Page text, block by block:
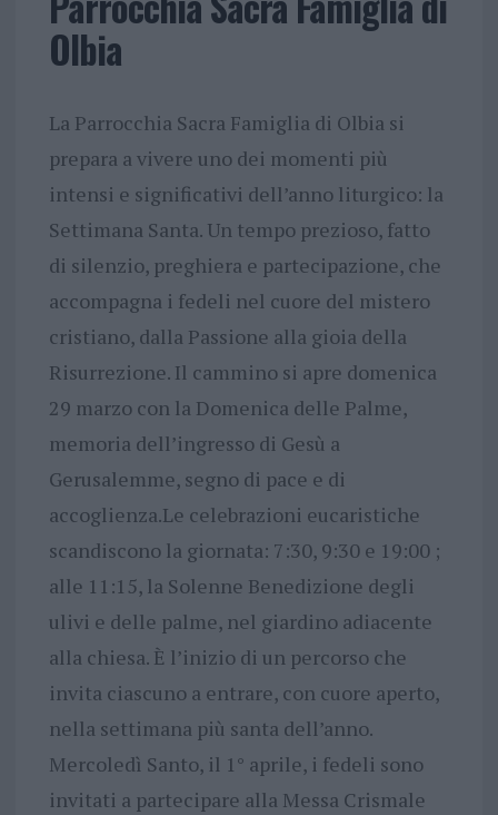
Olbia
La Parrocchia Sacra Famiglia di Olbia si
prepara a vivere uno dei momenti più
intensi e significativi dell’anno liturgico: la
Settimana Santa. Un tempo prezioso, fatto
di silenzio, preghiera e partecipazione, che
accompagna i fedeli nel cuore del mistero
cristiano, dalla Passione alla gioia della
Risurrezione. Il cammino si apre domenica
29 marzo con la Domenica delle Palme,
memoria dell’ingresso di Gesù a
Gerusalemme, segno di pace e di
accoglienza.Le celebrazioni eucaristiche
scandiscono la giornata: 7:30, 9:30 e 19:00 ;
alle 11:15, la Solenne Benedizione degli
ulivi e delle palme, nel giardino adiacente
alla chiesa. È l’inizio di un percorso che
invita ciascuno a entrare, con cuore aperto,
nella settimana più santa dell’anno.
Mercoledì Santo, il 1° aprile, i fedeli sono
invitati a partecipare alla Messa Crismale